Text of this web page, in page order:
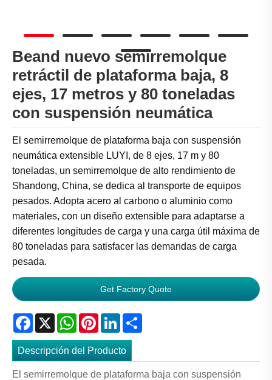
Beand nuevo semirremolque
retráctil de plataforma baja, 8
ejes, 17 metros y 80 toneladas
con suspensión neumática
El semirremolque de plataforma baja con suspensión
neumática extensible LUYI, de 8 ejes, 17 m y 80
toneladas, un semirremolque de alto rendimiento de
Shandong, China, se dedica al transporte de equipos
pesados. Adopta acero al carbono o aluminio como
materiales, con un diseño extensible para adaptarse a
diferentes longitudes de carga y una carga útil máxima de
80 toneladas para satisfacer las demandas de carga
pesada.
Get Factory Quote
Facebook
X WhatsApp
PinterestLinkedIn
Descripción del Producto
El semirremolque de plataforma baja con suspensión